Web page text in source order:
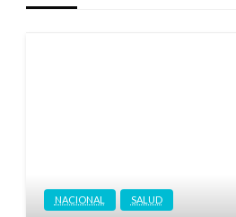
NACIONAL SALUD